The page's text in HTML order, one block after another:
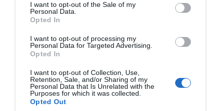
I want to opt-out of the Sale of my
Personal Data.
Opted In
I want to opt-out of processing my
Personal Data for Targeted Advertising.
Opted In
I want to opt-out of Collection, Use,
Retention, Sale, and/or Sharing of my
Personal Data that Is Unrelated with the
Purposes for which it was collected.
Opted Out
Publicerat:2018-01-23
Författare:Henrik
Mattsson
Jag är matskribent samt kock
med en fil. kand i